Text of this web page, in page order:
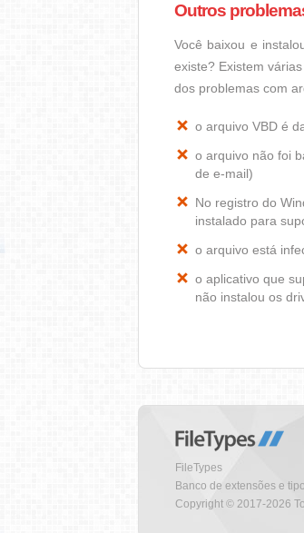
Outros
Você baixou e
existe? Existem
dos problemas com
o arquivo VBD é
o arquivo não foi
de e-mail)
No registro do
instalado para
o arquivo está
o aplicativo que
não instalou os
FileTypes
Banco de extensões e
Copyright © 2017-2026